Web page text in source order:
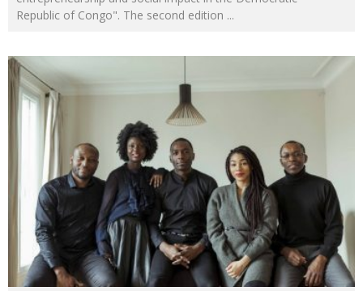
Republic of Congo". The second edition ...